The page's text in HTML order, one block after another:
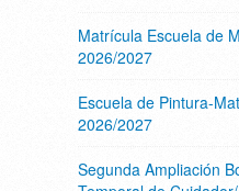
Matrícula Escuela de
2026/2027
Escuela de Pintura-
2026/2027
Segunda Ampliación